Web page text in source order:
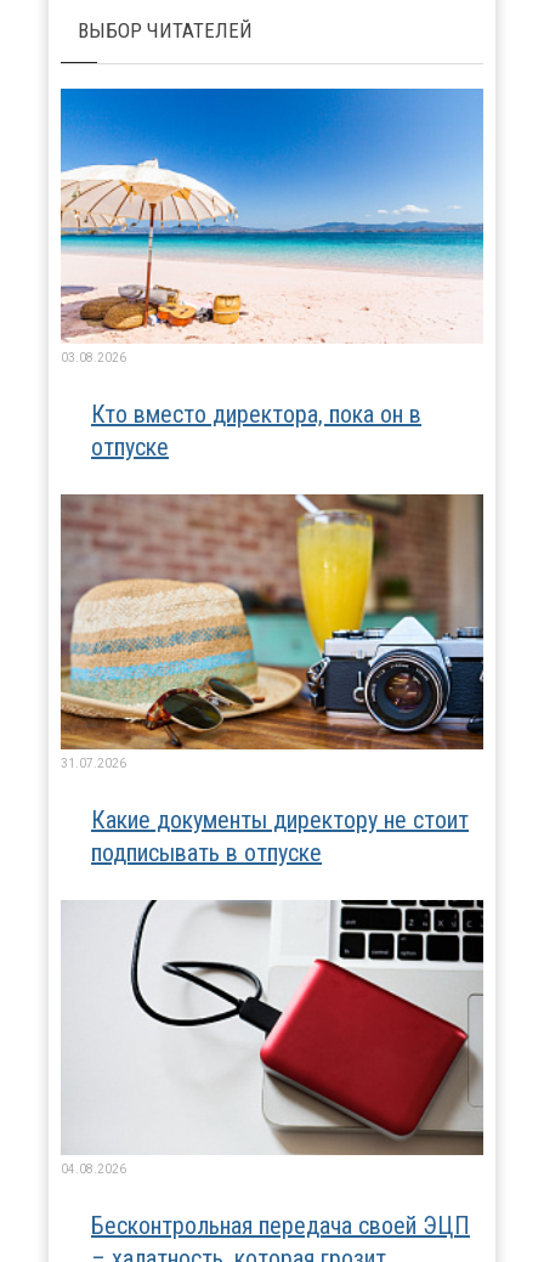
ВЫБОР ЧИТАТЕЛЕЙ
03.08.2026
Кто вместо директора, пока он в
отпуске
31.07.2026
Какие документы директору не стоит
подписывать в отпуске
04.08.2026
Бесконтрольная передача своей ЭЦП